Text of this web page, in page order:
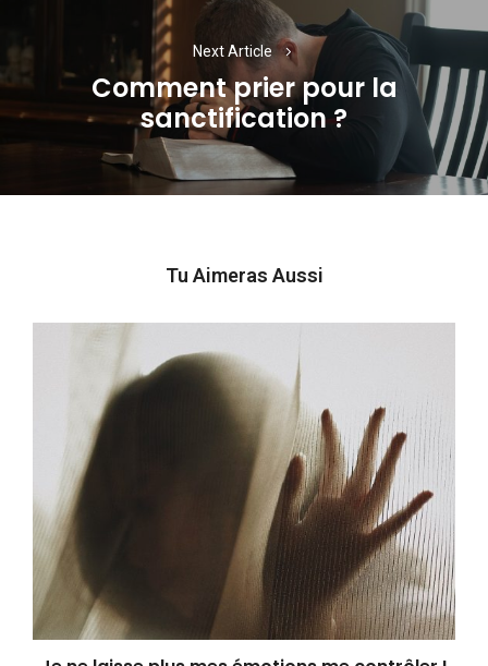
Next Article
Next
post:
Comment prier pour la
sanctification ?
Tu Aimeras Aussi